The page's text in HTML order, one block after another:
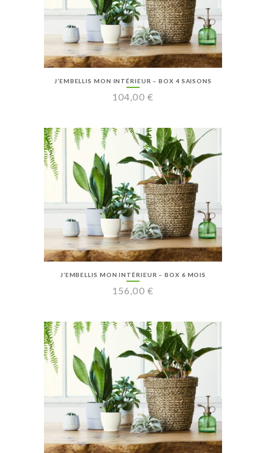
J’EMBELLIS MON INTÉRIEUR – BOX 4 SAISONS
104,00€
J’EMBELLIS MON INTÉRIEUR – BOX 6 MOIS
156,00€